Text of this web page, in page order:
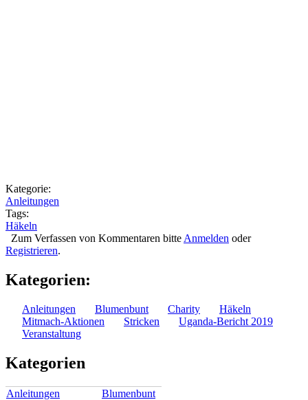
Kategorie:
Anleitungen
Tags:
Häkeln
Zum Verfassen von Kommentaren bitte Anmelden oder
Registrieren.
Kategorien:
Anleitungen Blumenbunt Charity
Häkeln
Mitmach-Aktionen
Stricken
Uganda-Bericht 2019
Veranstaltung
Kategorien
Anleitungen
Blumenbunt